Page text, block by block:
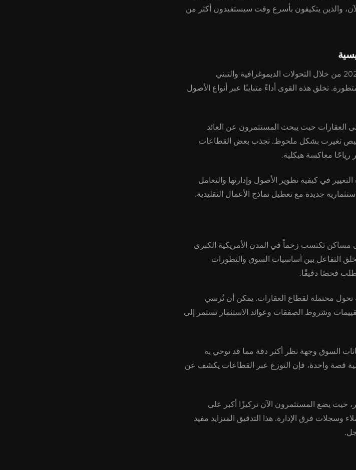
الآن، والذين يتكيفون بأسرع وقت سيستفيدون أكثر من
تتشكل Real Estate markets في عام 2025 من خلال التحولات الديموغرافية والتبني
تخلق هذه القوى أداءً متباينًا عبر أنواع الأصول
العقارات حيث يبحث المستثمرون عن العائد
تغيرت بشكل ملحوظ. تجذب بعض القطاعات
رياحًا معاكسة هيكلية.
في كيفية تطوير الأصول وإدارتها والتعامل
جديدة مع تعطيل نماذج الأعمال التقليدية.
مساكن تكتسب زخماً في المدن الأمريكية الكبرى
التفاعل بين أساسيات السوق والتطورات
فحصًا دقيقًا.
الصناعة إلى عام 2025 كنقطة تحول محتملة لقطاع العقارات. يمكن أن تُرسي
وشروط الصفقات وعوائد الاستثمار تستمر إلى
السوق وجهة نظر أكثر دقة مما قد توحي به
قصة واحدة، فإن التوزع عبر القطاعات يكشف عن
حيث يضع المستثمرون الآن تركيزًا أكبر على
وسجلات فرق الإدارة. هذا التدقيق المتزايد مفيد